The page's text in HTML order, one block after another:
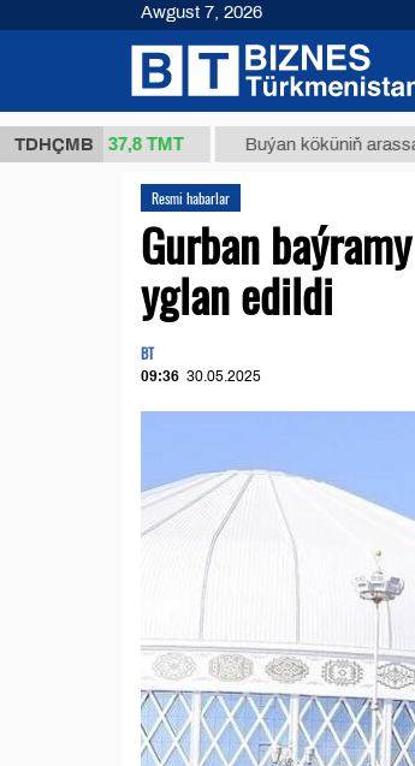
TDHÇMB
(kg.) 37,8 ТМТ Buýan köküniň
Resmi habarlar
Gurban
yglan edildi
BT
09:36 30.05.2025
Awgust 7, 2026